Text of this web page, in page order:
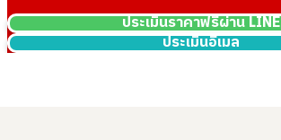
ประเมินราคาฟรีผ่าน LINE
ประเมินอีเมล